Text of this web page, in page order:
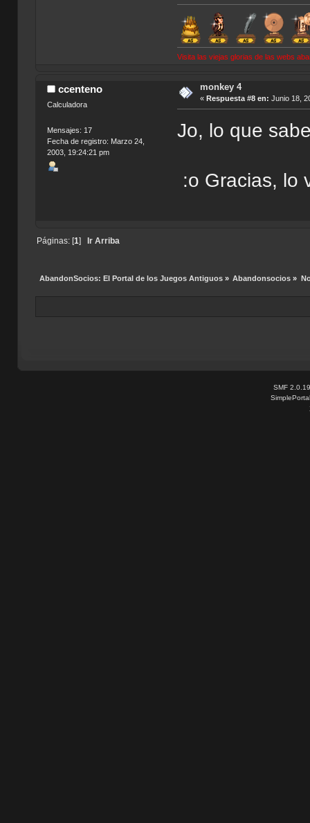
Visita las viejas glorias de las webs
ccenteno
Calculadora
Mensajes: 17
Fecha de registro: Marzo 24,
2003, 19:24:21 pm
monkey 4
« Respuesta #8 en: Junio 18,
Jo, lo que
:o Gracias, lo
Páginas: [1] Ir Arriba
AbandonSocios: El Portal de los Juegos Antiguos» Abandonsocios »
SMF 2.0.19